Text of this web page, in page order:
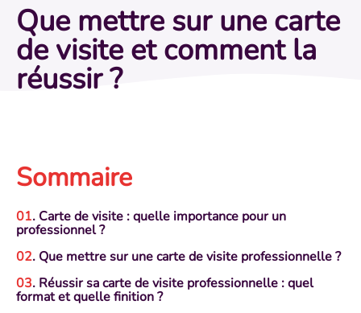
Que mettre sur une carte
de visite et comment la
réussir ?
Sommaire
. Carte de visite : quelle importance pour un
professionnel ?
. Que mettre sur une carte de visite professionnelle ?
. Réussir sa carte de visite professionnelle : quel
format et quelle finition ?